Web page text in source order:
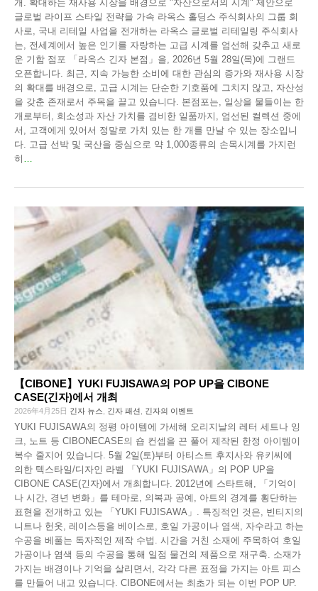
개. 확대하는 재사용 시장을 배경으로 "자산으로서의 시계" 제안으로
글로벌 라이프 스타일 전략을 가속 라옥스 홀딩스 주식회사의 그룹 회
사로, 국내 리테일 사업을 전개하는 라옥스 글로벌 리테일링 주식회사
는, 전세계에서 높은 인기를 자랑하는 고급 시계를 엄선해 갖추고 새로
운 기함 점포 「라옥스 긴자 본점」을, 2026년 5월 28일(목)에 그랜드
오픈합니다. 최근, 지속 가능한 소비에 대한 관심의 증가와 재사용 시장
의 확대를 배경으로, 고급 시계는 단순한 기호품에 그치지 않고, 자산성
을 갖춘 존재로서 주목을 끌고 있습니다. 본점포는, 일상을 물들이는 한
개로부터, 희소성과 자산 가치를 겸비한 일품까지, 엄선된 컬렉션 중에
서, 고객에게 있어서 정말로 가치 있는 한 개를 만날 수 있는 장소입니
다. 고급 선박 및 국산을 중심으로 약 1,000종류의 손목시계를 가지런
히
【CIBONE】YUKI FUJISAWA의 POP UP을 CIBONE
CASE(긴자)에서 개최
2026年4月25日 긴자 뉴스 긴자 패션 긴자의 이벤트
YUKI FUJISAWA의 정평 아이템에 가세해 오리지날의 레터 세트나 잉
크, 노트 등 CIBONECASE의 숍 컨셉을 끈 풀어 제작된 한정 아이템이
복수 줄지어 있습니다. 5월 2일(토)부터 아티스트 후지사와 유키씨에
의한 텍스타일/디자인 라벨 「YUKI FUJISAWA」의 POP UP을
CIBONE CASE(긴자)에서 개최합니다. 2012년에 스타트해, 「기억이
나 시간, 경년 변화」를 테마로, 의복과 공예, 아트의 경계를 횡단하는
표현을 전개하고 있는 「YUKI FUJISAWA」. 특징적인 것은, 빈티지의
니트나 헌옷, 레이스등을 베이스로, 호일 가공이나 염색, 자수라고 하는
수공을 베풀는 독자적인 제작 수법. 시간을 거친 소재에 주목하여 호일
가공이나 염색 등의 수공을 통해 일점 물건의 제품으로 재구축. 소재가
가지는 배경이나 기억을 살리면서, 각각 다른 표정을 가지는 아트 피스
를 만들어 내고 있습니다. CIBONE에서는 최초가 되는 이번 POP UP.